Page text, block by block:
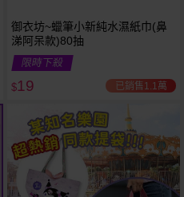
御衣坊~蠟筆小新純水濕紙巾(鼻
涕阿呆款)80抽
限時下殺
$19 已銷售1.1萬